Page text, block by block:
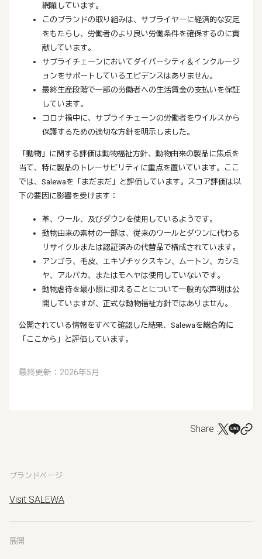
網羅しています。
このブランドの取り組みは、サプライヤーに経済的な安定
をもたらし、労働者のより良い労働条件を確保するのに貢
献しています。
サプライチェーンにおいてダイバーシティ＆インクルージ
ョンをサポートしているエビデンスはありません。
最終生産段階で一部の労働者への生活賃金の支払いを保証
しています。
コロナ禍中に、サプライチェーンの労働者をウイルスから
保護するための適切な方針を明示しました。
「動物」
に関する評価は動物福祉方針、動物由来の製品に焦点を
当て、特に製品のトレーサビリティに重点を置いています。ここ
では、Salewaを「まだまだ」と評価しています。スコア評価は以
下の要因に影響を受けます：
革、ウール、及びダウンを使用しているようです。
動物由来の素材の一部は、従来のウールとダウンに代わる
リサイクルまたは認証済みの代替品で構成されています。
アンゴラ、毛皮、エキゾチックスキン、ムートン、カシミ
ヤ、アルパカ、またはモヘヤは使用していないです。
動物虐待を最小限に抑えることについて一般的な声明は公
開していますが、正式な動物福祉方針ではありません。
公開されている情報をすべて確認した結果、Salewaを総合的に
「ここから」と評価しています。
最終更新：2026年5月
Share :
ブランドページ
Visit SALEWA
展開